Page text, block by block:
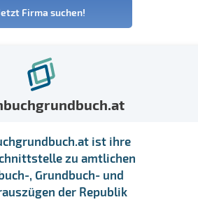
Firma suchen!
ist ihre
zu amtlichen
, Grundbuch- und
der Republik